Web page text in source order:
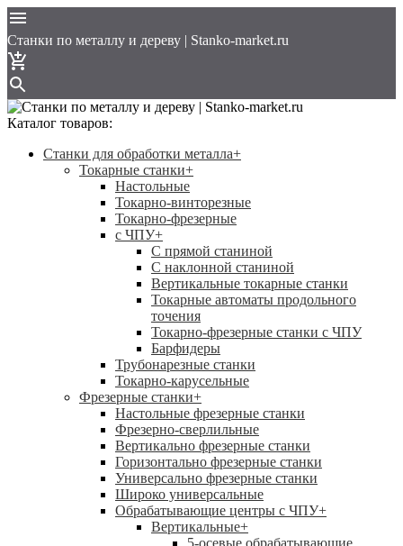
Cтанки по металлу и дереву | Stanko-market.ru
Каталог товаров:
Станки для обработки металла+
Токарные станки+
Настольные
Токарно-винторезные
Токарно-фрезерные
с ЧПУ+
С прямой станиной
C наклонной станиной
Вертикальные токарные станки
Токарные автоматы продольного
точения
Токарно-фрезерные станки с ЧПУ
Барфидеры
Трубонарезные станки
Токарно-карусельные
Фрезерные станки+
Настольные фрезерные станки
Фрезерно-сверлильные
Вертикально фрезерные станки
Горизонтально фрезерные станки
Универсально фрезерные станки
Широко универсальные
Обрабатывающие центры с ЧПУ+
Вертикальные+
5-осевые обрабатывающие